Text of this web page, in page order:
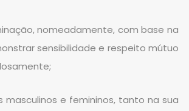
nomeadamente, com base na
sensibilidade e respeito mútuo
masculinos e femininos, tanto na sua